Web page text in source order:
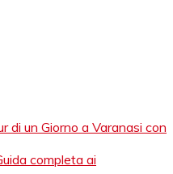
di un Giorno a Varanasi con
completa ai